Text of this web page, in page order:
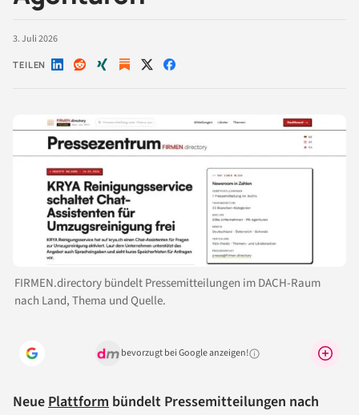
3. Juli 2026
TEILEN Auf Auf Auf Auf Auf
FIRMEN.directory bündelt Pressemitteilungen im DACH-Raum
nach Land, Thema und Quelle.
bevorzugt bei Google anzeigen!Warum lohnt sich das?
NeuePlattform bündelt Pressemitteilungen nach